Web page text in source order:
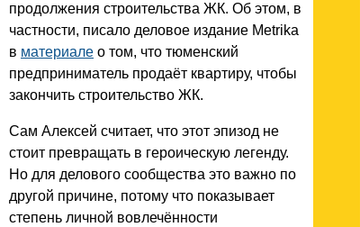
продолжения строительства ЖК. Об этом, в
частности, писало деловое издание Metrika
в материале о том, что тюменский
предприниматель продаёт квартиру, чтобы
закончить строительство ЖК.
Сам Алексей считает, что этот эпизод не
стоит превращать в героическую легенду.
Но для делового сообщества это важно по
другой причине, потому что показывает
степень личной вовлечённости